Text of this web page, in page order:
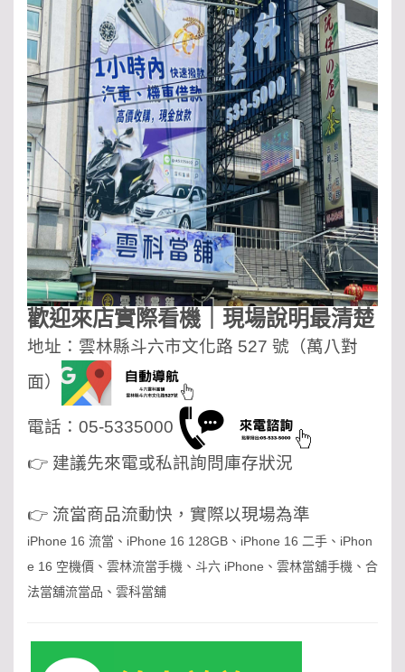
歡迎來店實際看機｜現場說明最清楚
地址：雲林縣斗六市文化路 527 號（萬八對
面）
電話：05-5335000
👉 建議先來電或私訊詢問庫存狀況
👉 流當商品流動快，實際以現場為準
iPhone 16 流當、iPhone 16 128GB、iPhone 16 二手、iPhon
e 16 空機價、雲林流當手機、斗六 iPhone、雲林當舖手機、合
法當舖流當品、雲科當舖